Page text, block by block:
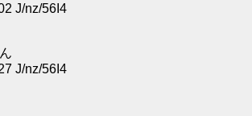
J/nz/56I4
J/nz/56I4